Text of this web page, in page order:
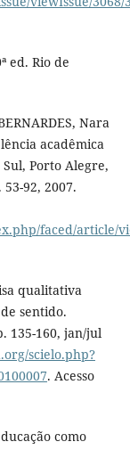
ed. Rio de
Nara
acadêmica
Porto Alegre,
92, 2007.
faced/article/
qualitativa
sentido.
135-160, jan/jul
scielo.php?
. Acesso
como